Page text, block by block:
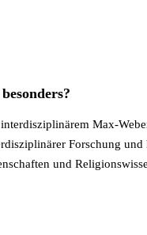
Max-
Forschung
und